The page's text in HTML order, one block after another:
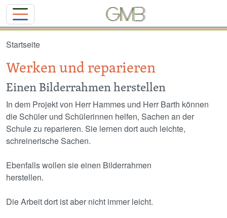
Startseite
Werken und reparieren
Einen Bilderrahmen herstellen
In dem Projekt von Herr Hammes und Herr Barth können
die Schüler und Schülerinnen helfen, Sachen an der
Schule zu reparieren. Sie lernen dort auch leichte,
schreinerische Sachen.
Ebenfalls wollen sie einen Bilderrahmen
herstellen.
Die Arbeit dort ist aber nicht immer leicht.